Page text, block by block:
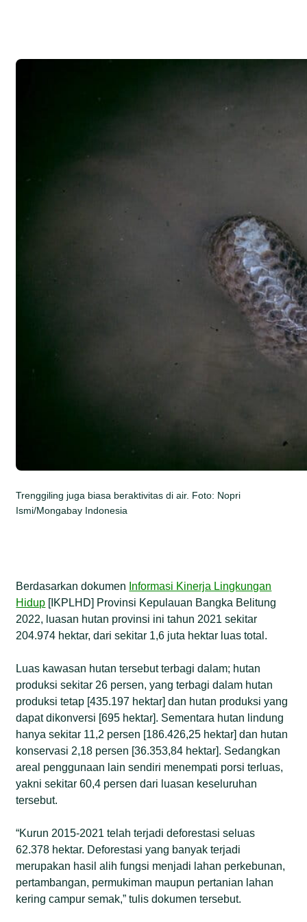
Trenggiling juga biasa beraktivitas di air. Foto: Nopri
Ismi/Mongabay Indonesia
Berdasarkan dokumen Informasi Kinerja Lingkungan
Hidup [IKPLHD] Provinsi Kepulauan Bangka Belitung
2022, luasan hutan provinsi ini tahun 2021 sekitar
204.974 hektar, dari sekitar 1,6 juta hektar luas total.
Luas kawasan hutan tersebut terbagi dalam; hutan
produksi sekitar 26 persen, yang terbagi dalam hutan
produksi tetap [435.197 hektar] dan hutan produksi yang
dapat dikonversi [695 hektar]. Sementara hutan lindung
hanya sekitar 11,2 persen [186.426,25 hektar] dan hutan
konservasi 2,18 persen [36.353,84 hektar]. Sedangkan
areal penggunaan lain sendiri menempati porsi terluas,
yakni sekitar 60,4 persen dari luasan keseluruhan
tersebut.
“Kurun 2015-2021 telah terjadi deforestasi seluas
62.378 hektar. Deforestasi yang banyak terjadi
merupakan hasil alih fungsi menjadi lahan perkebunan,
pertambangan, permukiman maupun pertanian lahan
kering campur semak,” tulis dokumen tersebut.